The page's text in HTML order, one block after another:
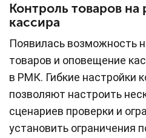
Контроль товаров
кассира
Появилась возможность
товаров и оповещение
в РМК. Гибкие настройки
позволяют настроить
сценариев проверки и
установить ограничения